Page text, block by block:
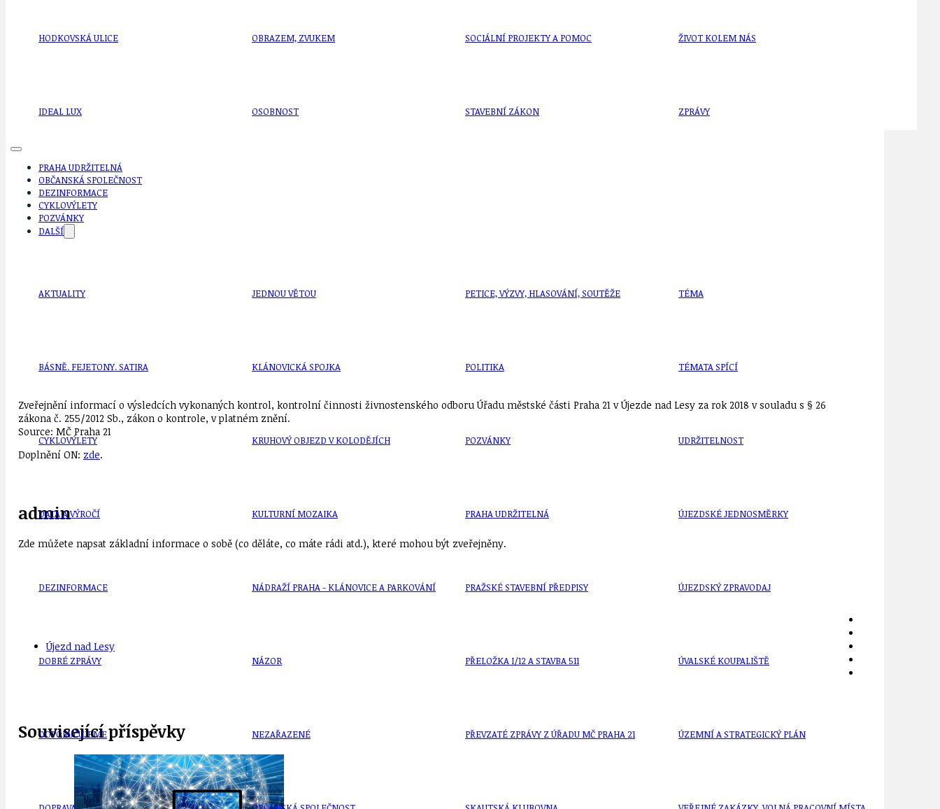
HODKOVSKÁ ULICE
IDEAL LUX
OBRAZEM, ZVUKEM
OSOBNOST
SOCIÁLNÍ PROJEKTY A POMOC
STAVEBNÍ ZÁKON
ŽIVOT KOLEM NÁS
ZPRÁVY
PRAHA UDRŽITELNÁ
OBČANSKÁ SPOLEČNOST
DEZINFORMACE
CYKLOVÝLETY
POZVÁNKY
DALŠÍ
AKTUALITY
BÁSNĚ. FEJETONY. SATIRA
CYKLOVÝLETY
DATA A VÝROČÍ
DEZINFORMACE
DOBRÉ ZPRÁVY
DOPORUČUJEME
JEDNOU VĚTOU
KLÁNOVICKÁ SPOJKA
KRUHOVÝ OBJEZD V KOLODĚJÍCH
KULTURNÍ MOZAIKA
NÁDRAŽÍ PRAHA - KLÁNOVICE A PARKOVÁNÍ
NÁZOR
NEZAŘAZENÉ
PETICE, VÝZVY, HLASOVÁNÍ, SOUTĚŽE
POLITIKA
POZVÁNKY
PRAHA UDRŽITELNÁ
PRAŽSKÉ STAVEBNÍ PŘEDPISY
PŘELOŽKA I/12 A STAVBA 511
PŘEVZATÉ ZPRÁVY Z ÚŘADU MČ PRAHA 21
TÉMA
TÉMATA SPÍCÍ
UDRŽITELNOST
ÚJEZDSKÉ JEDNOSMĚRKY
ÚJEZDSKÝ ZPRAVODAJ
ÚVALSKÉ KOUPALIŠTĚ
ÚZEMNÍ A STRATEGICKÝ PLÁN
Zveřejnění informací o výsledcích vykonaných kontrol, kontrolní činnosti živnostenského odboru Úřadu městské části Praha 21 v Újezde nad Lesy za rok 2018 v souladu s § 26
zákona č. 255/2012 Sb., zákon o kontrole, v platném znění.
Source: MČ Praha 21
Doplnění ON: zde.
admin
Zde můžete napsat základní informace o sobě (co děláte, co máte rádi atd.), které mohou být zveřejněny.
Újezd nad Lesy
Související příspěvky